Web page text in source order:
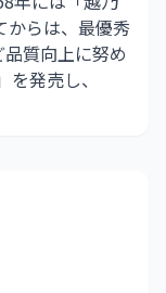
からは、最優秀
質向上に努め
発売し、